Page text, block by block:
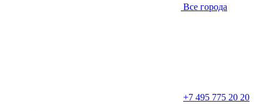
Все города
+7 495 775 20 20